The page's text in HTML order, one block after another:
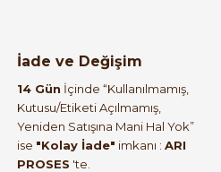
İade ve Değişim
14 Gün İçinde “Kullanılmamış,
Kutusu/Etiketi Açılmamış,
Yeniden Satışına Mani Hal Yok”
ise "Kolay İade" imkanı : ARI
PROSES 'te.